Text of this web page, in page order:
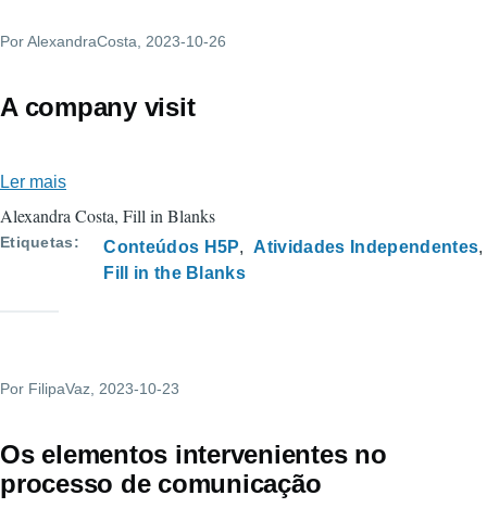
PorAlexandraCosta, 2023-10-26
A company visit
Ler mais
A
company
Alexandra Costa, Fill in Blanks
Etiquetas Conteúdos H5P
Atividades Independentes
Fill in the Blanks
Por FilipaVaz , 2023-10-23
Os elementos intervenientes no
processo de comunicação